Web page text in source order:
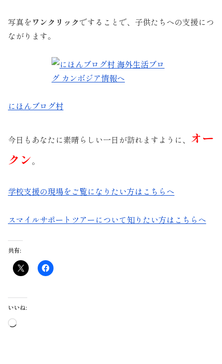
写真をワンクリックですることで、子供たちへの支援につ
ながります。
にほんブログ村
今日もあなたに素晴らしい一日が訪れますように、 オー
クン。
学校支援の現場をご覧になりたい方はこちらへ
スマイルサポートツアーについて知りたい方はこちらへ
共有:
いいね:
読